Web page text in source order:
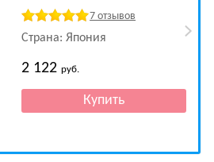
7 отзывов
Страна: Япония
2 122руб.